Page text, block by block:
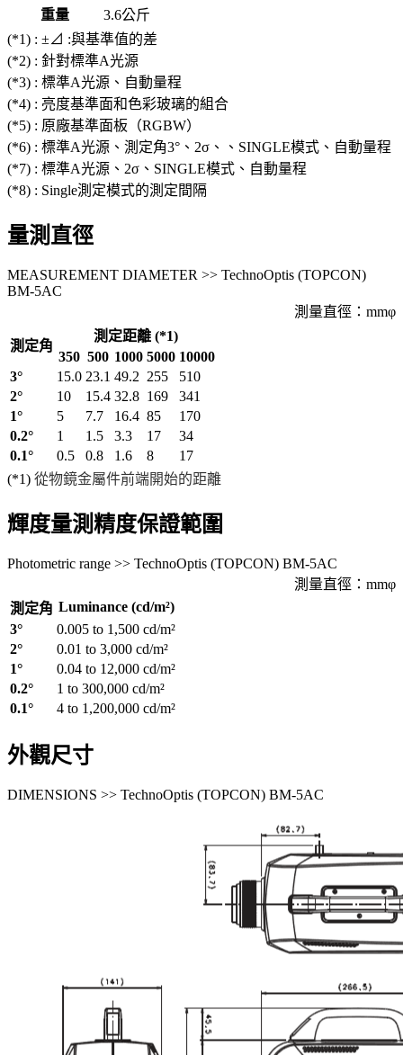
重量
3.6公斤
(*1) : ±⊿ :與基準值的差
(*2) : 針對標準A光源
(*3) : 標準A光源、自動量程
(*4) : 亮度基準面和色彩玻璃的組合
(*5) : 原廠基準面板（RGBW）
(*6) : 標準A光源、測定角3°、2σ、、SINGLE模式、自動量程
(*7) : 標準A光源、2σ、SINGLE模式、自動量程
(*8) : Single測定模式的測定間隔
量測直徑
MEASUREMENT DIAMETER >> TechnoOptis (TOPCON)
BM-5AC
測量直徑：mmφ
測定角
測定距離 (*1)
350 500 1000 5000 10000
3°
15.0 23.1 49.2 255
510
2°
10 15.4 32.8 169
341
1°
5 7.7 16.4 85
170
0.2°
1 1.5 3.3 17
34
0.1°
0.5 0.8 1.6 8
17
(*1) 從物鏡金屬件前端開始的距離
輝度量測精度保證範圍
Photometric range >> TechnoOptis (TOPCON) BM-5AC
測量直徑：mmφ
測定角 Luminance (cd/m²)
3°
0.005 to 1,500 cd/m²
2°
0.01 to 3,000 cd/m²
1°
0.04 to 12,000 cd/m²
0.2°
1 to 300,000 cd/m²
0.1°
4 to 1,200,000 cd/m²
外觀尺寸
DIMENSIONS >> TechnoOptis (TOPCON) BM-5AC